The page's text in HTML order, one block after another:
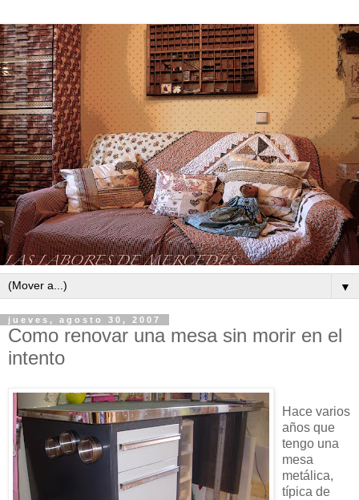
▼
jueves, agosto 30, 2007
Como renovar una mesa sin morir en el
intento
Hace varios
años que
tengo una
mesa
metálica,
típica de